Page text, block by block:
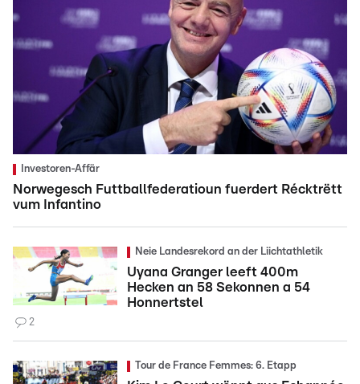
Investoren-Affär
Norwegesch Futtballfederatioun fuerdert Récktrëtt
vum Infantino
Neie Landesrekord an der Liichtathletik
Uyana Granger leeft 400m
Hecken an 58 Sekonnen a 54
Honnertstel
2
Tour de France Femmes: 6. Etapp